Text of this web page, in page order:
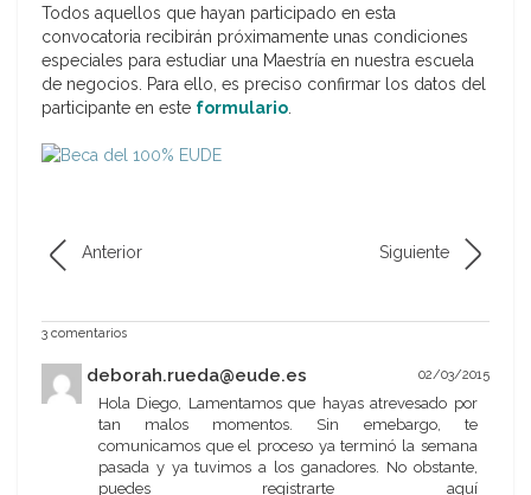
Todos aquellos que hayan participado en esta
convocatoria recibirán próximamente unas condiciones
especiales para estudiar una Maestría en nuestra escuela
de negocios. Para ello, es preciso confirmar los datos del
participante en este formulario.
Anterior Siguiente
3 comentarios
deborah.rueda@eude.es 02/03/2015
Hola Diego, Lamentamos que hayas atrevesado por
tan malos momentos. Sin emebargo, te
comunicamos que el proceso ya terminó la semana
pasada y ya tuvimos a los ganadores. No obstante,
puedes registrarte aquí